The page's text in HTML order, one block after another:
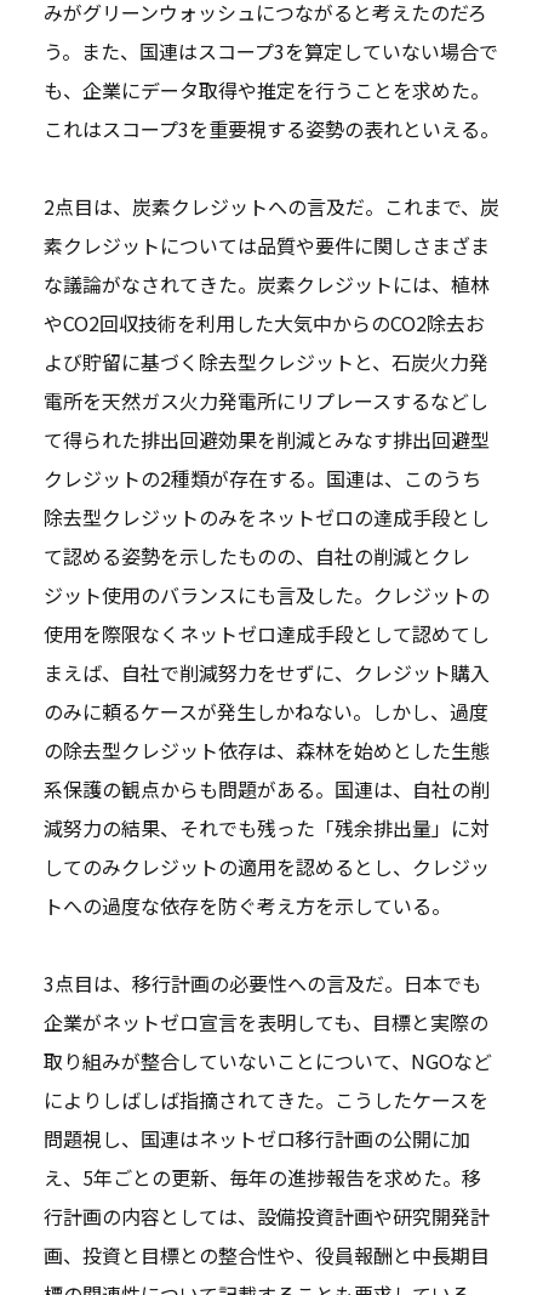
みがグリーンウォッシュにつながると考えたのだろ
う。また、国連はスコープ3を算定していない場合で
も、企業にデータ取得や推定を行うことを求めた。
これはスコープ3を重要視する姿勢の表れといえる。
2点目は、炭素クレジットへの言及だ。これまで、炭
素クレジットについては品質や要件に関しさまざま
な議論がなされてきた。炭素クレジットには、植林
やCO2回収技術を利用した大気中からのCO2除去お
よび貯留に基づく除去型クレジットと、石炭火力発
電所を天然ガス火力発電所にリプレースするなどし
て得られた排出回避効果を削減とみなす排出回避型
クレジットの2種類が存在する。国連は、このうち
除去型クレジットのみをネットゼロの達成手段とし
て認める姿勢を示したものの、自社の削減とクレ
ジット使用のバランスにも言及した。クレジットの
使用を際限なくネットゼロ達成手段として認めてし
まえば、自社で削減努力をせずに、クレジット購入
のみに頼るケースが発生しかねない。しかし、過度
の除去型クレジット依存は、森林を始めとした生態
系保護の観点からも問題がある。国連は、自社の削
減努力の結果、それでも残った「残余排出量」に対
してのみクレジットの適用を認めるとし、クレジッ
トへの過度な依存を防ぐ考え方を示している。
3点目は、移行計画の必要性への言及だ。日本でも
企業がネットゼロ宣言を表明しても、目標と実際の
取り組みが整合していないことについて、NGOなど
によりしばしば指摘されてきた。こうしたケースを
問題視し、国連はネットゼロ移行計画の公開に加
え、5年ごとの更新、毎年の進捗報告を求めた。移
行計画の内容としては、設備投資計画や研究開発計
画、投資と目標との整合性や、役員報酬と中長期目